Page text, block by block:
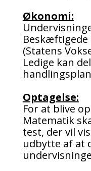
Økonomi:
Beskæftigede
(Statens
Ledige kan
Optagelse:
For at blive
Matematik
test, der vil
udbytte af at